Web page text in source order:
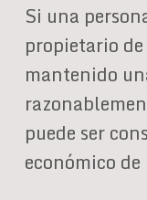
Si una
propietario
mantenido
puede ser
económico